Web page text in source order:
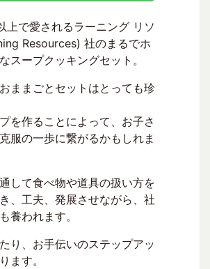
上で愛されるラーニング リソ
Resources) 社のまるでホ
スープクッキングセット。
ままごとセットはとっても珍
を作ることによって、お子さ
服の一歩に繋がるかもしれま
して食べ物や道具の扱い方を
、工夫、発展させながら、社
養われます。
り、お手伝いのステップアッ
ます。